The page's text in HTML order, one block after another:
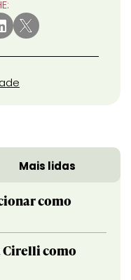
Mais lidas
como
Cirelli como